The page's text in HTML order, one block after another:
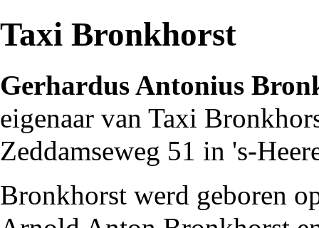
Taxi Bronkhorst
Gerhardus Antonius
eigenaar van Taxi
Zeddamseweg 51 in 's-
Bronkhorst werd geboren